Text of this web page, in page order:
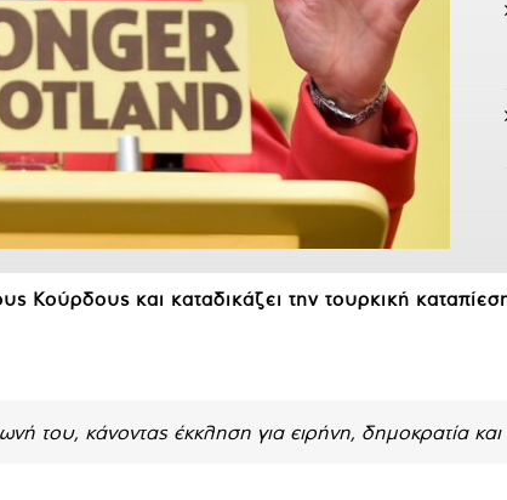
Κούρδους και καταδικάζει την τουρκική
του, κάνοντας έκκληση για ειρήνη, δημοκρατία